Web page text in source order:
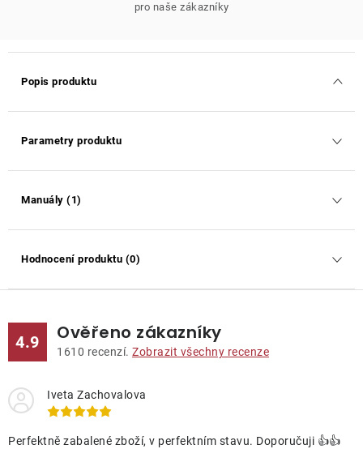
pro naše zákazníky
Popis produktu
Parametry produktu
Manuály (1)
Hodnocení produktu (0)
4.9 Ověřeno zákazníky
1610 recenzí. Zobrazit všechny recenze
Iveta Zachovalova
Perfektně zabalené zboží, v perfektním stavu. Doporučuji 👍👍